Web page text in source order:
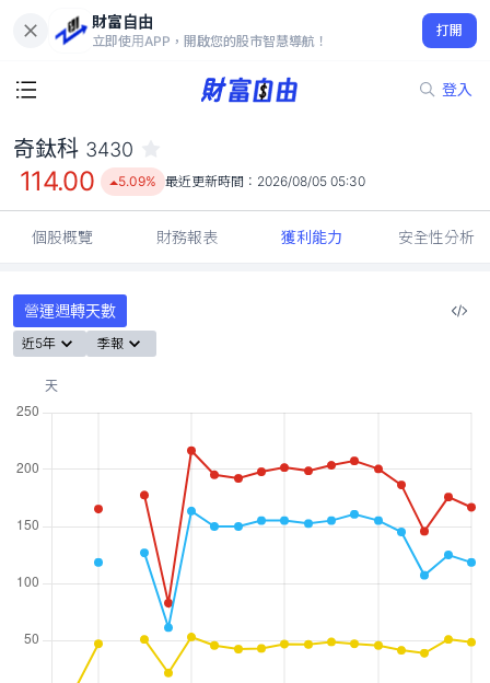
財富自由
立即使用APP，開啟您的股市智慧導航！
打開
登入
114.00
5.09%
奇鈦科 3430
114.00 5.09% 最近更新時間： 2026/08/05 05:30
個股概覽 財務報表 獲利能力 安全性分析
營運週轉天數
近5年 季報